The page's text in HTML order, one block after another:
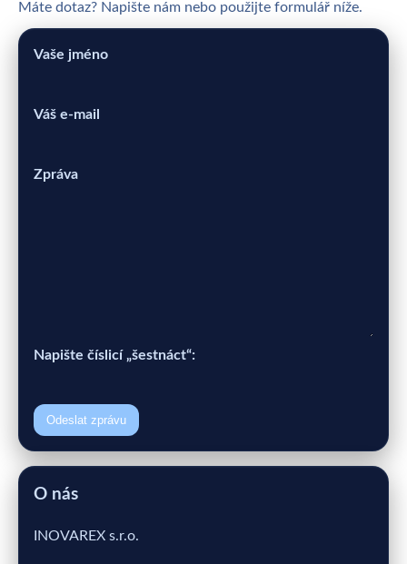
Máte dotaz? Napište nám nebo použijte formulář níže.
Vaše jméno
Váš e-mail
Zpráva
Napište číslicí „šestnáct“:
Odeslat zprávu
O nás
INOVAREX s.r.o.